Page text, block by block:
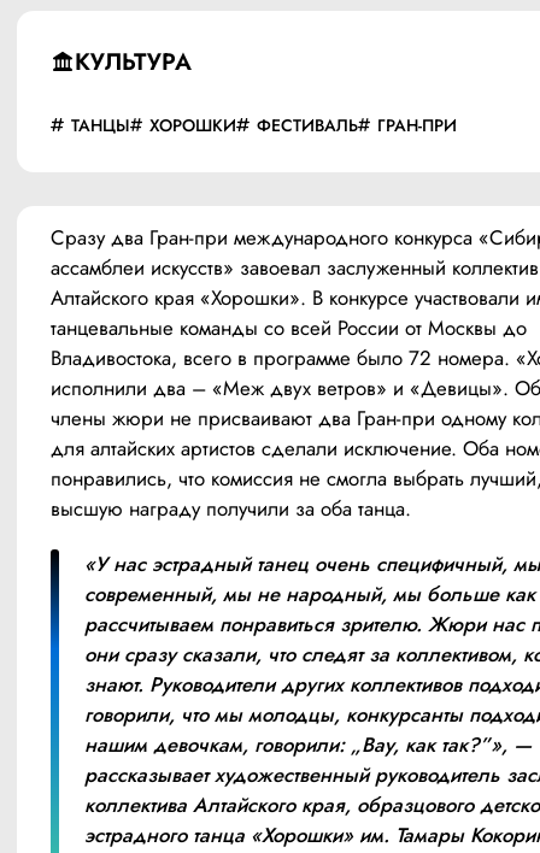
КУЛЬТУРА
ТАНЦЫ ХОРОШКИ ФЕСТИВАЛЬ ГРАН-ПРИ
Сразу два Гран-при международного конкурса
ассамблеи искусств» завоевал заслуженный коллектив
Алтайского края «Хорошки». В конкурсе участвовали
танцевальные команды со всей России от Москвы до
Владивостока, всего в программе было 72 номера.
исполнили два – «Меж двух ветров» и «Девицы».
члены жюри не присваивают два Гран-при одному
для алтайских артистов сделали исключение. Оба
понравились, что комиссия не смогла выбрать
высшую награду получили за оба танца.
«У нас эстрадный танец очень специфичный,
современный, мы не народный, мы больше
рассчитываем понравиться зрителю. Жюри нас
они сразу сказали, что следят за коллективом,
знают. Руководители других коллективов
говорили, что мы молодцы, конкурсанты
нашим девочкам, говорили: „Вау, как так?”», —
рассказывает художественный руководитель
коллектива Алтайского края, образцового
эстрадного танца «Хорошки» им. Тамары